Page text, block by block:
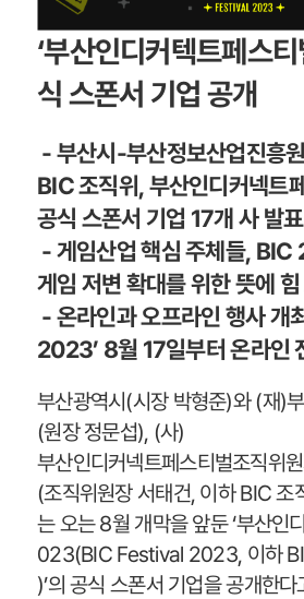
‘부산인디커텍트페스티
식 스폰서 기업 공개
- 부산시-부산정보산업진흥
BIC 조직위, 부산인디커넥트
공식 스폰서 기업 17개사 발표
-게임산업 핵심 주체들, BIC
게임 저변 확대를 위한 뜻에
- 온라인과 오프라인 행사 개
2023’ 8월 17일부터 온라인
부산광역시(시장 박형준)와 (재)
(원장 정문섭), (사)
부산인디커넥트페스티벌조직위
(조직위원장 서태건, 이하 BIC 조
는 오는 8월 개막을 앞둔 ‘부산인
023(BIC Festival 2023, 이하
)’의 공식 스폰서 기업을 공개한